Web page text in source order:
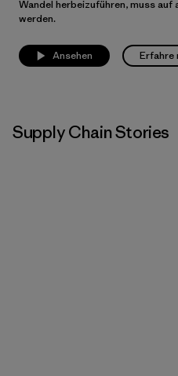
Wandel herbeizuführen, muss auf
werden.
Ansehen Erfahre
Supply Chain Stories